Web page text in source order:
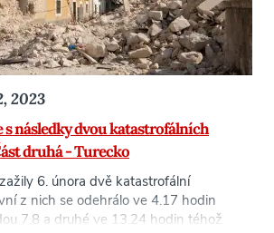
s následky dvou katastrofálních
druhá - Turecko
2023
6. února dvě katastrofální
z nich se odehrálo ve 4.17 hodin
7,8 a druhé ve 13.24 hodin téhož